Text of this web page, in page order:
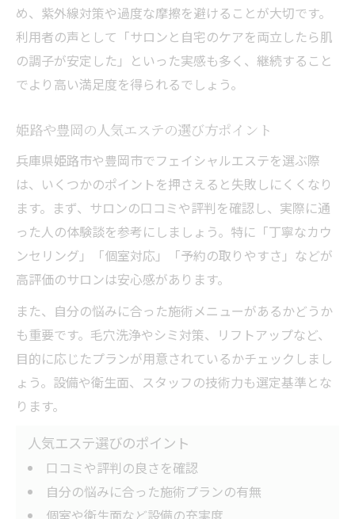
め、紫外線対策や過度な摩擦を避けることが大切です。
利用者の声として「サロンと自宅のケアを両立したら肌
の調子が安定した」といった実感も多く、継続すること
でより高い満足度を得られるでしょう。
姫路や豊岡の人気エステの選び方ポイント
兵庫県姫路市や豊岡市でフェイシャルエステを選ぶ際
は、いくつかのポイントを押さえると失敗しにくくなり
ます。まず、サロンの口コミや評判を確認し、実際に通
った人の体験談を参考にしましょう。特に「丁寧なカウ
ンセリング」「個室対応」「予約の取りやすさ」などが
高評価のサロンは安心感があります。
また、自分の悩みに合った施術メニューがあるかどうか
も重要です。毛穴洗浄やシミ対策、リフトアップなど、
目的に応じたプランが用意されているかチェックしまし
ょう。設備や衛生面、スタッフの技術力も選定基準とな
ります。
人気エステ選びのポイント
口コミや評判の良さを確認
自分の悩みに合った施術プランの有無
個室や衛生面など設備の充実度